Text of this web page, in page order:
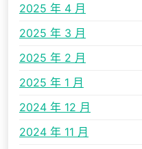
2025 年 4 月
2025 年 3 月
2025 年 2 月
2025 年 1 月
2024 年 12 月
2024 年 11 月